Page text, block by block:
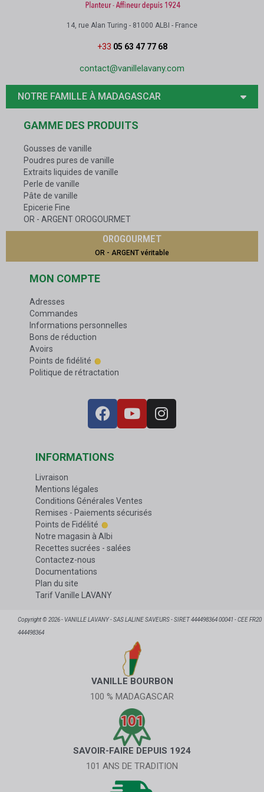
14, rue Alan Turing - 81000 ALBI - France
+33 05 63 47 77 68
contact@vanillelavany.com
NOTRE FAMILLE À MADAGASCAR
GAMME DES PRODUITS
Gousses de vanille
Poudres pures de vanille
Extraits liquides de vanille
Perle de vanille
Pâte de vanille
Epicerie Fine
OR - ARGENT OROGOURMET
OROGOURMET
OR - ARGENT véritable
MON COMPTE
Adresses
Commandes
Informations personnelles
Bons de réduction
Avoirs
Points de fidélité
Politique de rétractation
INFORMATIONS
Livraison
Mentions légales
Conditions Générales Ventes
Remises - Paiements sécurisés
Points de Fidélité
Notre magasin à Albi
Recettes sucrées - salées
Contactez-nous
Documentations
Plan du site
Tarif Vanille LAVANY
Copyright © 2026 - VANILLE LAVANY - SAS LALINE SAVEURS - SIRET 444498364 00041 - CEE FR20
444498364
VANILLE BOURBON
100 % MADAGASCAR
SAVOIR-FAIRE DEPUIS 1924
101 ANS DE TRADITION